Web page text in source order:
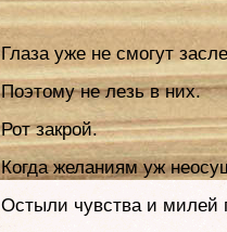
Глаза уже не смогут
Поэтому не лезь в них.
Рот закрой.
Когда желаниям уж
Остыли чувства и милей